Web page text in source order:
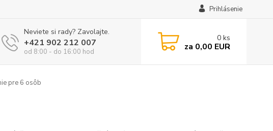
Prihlásenie
Neviete si rady? Zavolajte.
+421 902 212 007
od 8:00 - do 16:00 hod
0 ks
za 0,00 EUR
pre 6 osôb